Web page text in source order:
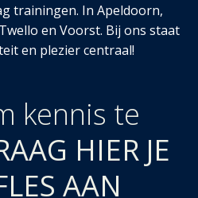
trainingen. In Apeldoorn,
en Voorst. Bij ons staat
en plezier centraal!
kennis te
HIER JE
AAN